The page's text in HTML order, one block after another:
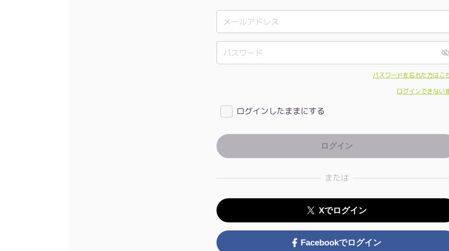
パスワードを忘れた方はこ
ログインできない
ログインしたままにする
または
Xでログイン
Facebookでログイン